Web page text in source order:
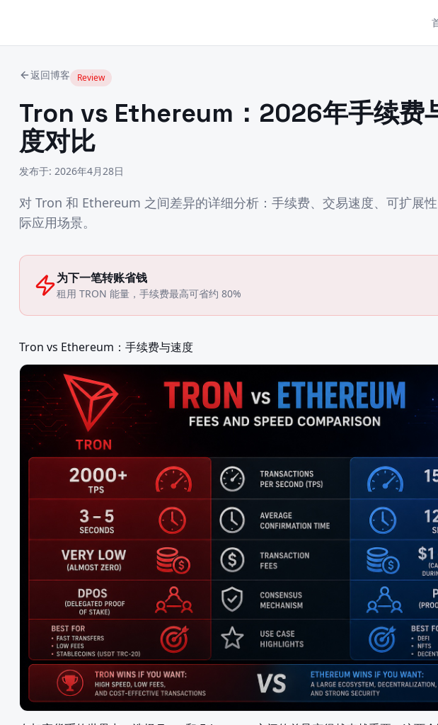
返回博客 Review
Tron vs Ethereum：2026年手续费
度对比
发布于: 2026年4月28日
对 Tron 和 Ethereum 之间差异的详细分析：手续费、交易速度、可扩展
际应用场景。
为下一笔转账省钱
租用 TRON 能量，手续费最高可省约 80%
Tron vs Ethereum：手续费与速度